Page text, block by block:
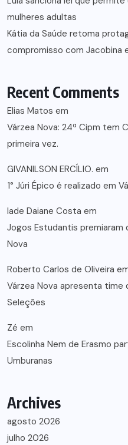
mulheres adultas
Kátia da Saúde retoma
compromisso com Jacobina
Recent Comments
Elias Matos em
Várzea Nova: 24ª Cipm tem
primeira vez.
GIVANILSON ERCÍLIO. em
1° Júri Épico é realizado em
lade Daiane Costa em
Jogos Estudantis premiaram
Nova
Roberto Carlos de Oliveira
Várzea Nova apresenta time
Seleções
Zé em
Escolinha Nem de Erasmo
Umburanas
Archives
agosto 2026
julho 2026